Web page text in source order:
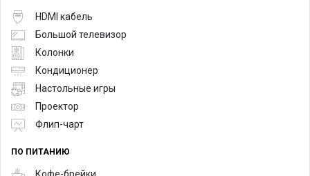
HDMI кабель
Большой телевизор
Колонки
Кондиционер
Настольные игры
Проектор
Флип-чарт
ПО ПИТАНИЮ